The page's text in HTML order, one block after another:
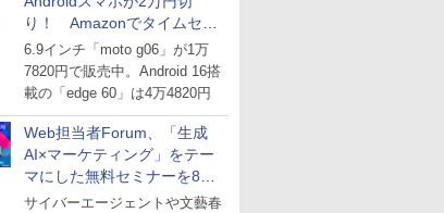
り！ Amazonでタイムセー
ル
6.9インチ「moto g06」が1万
7820円で販売中。Android 16搭
載の「edge 60」は4万4820円
Web担当者Forum、「生成
AI×マーケティング」をテー
マにした無料セミナーを8月
27日にオンライン開催
サイバーエージェントや文藝春